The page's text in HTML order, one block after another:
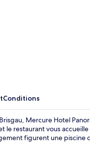
Conditions
Mercure Hotel
le restaurant vous
figurent une piscine